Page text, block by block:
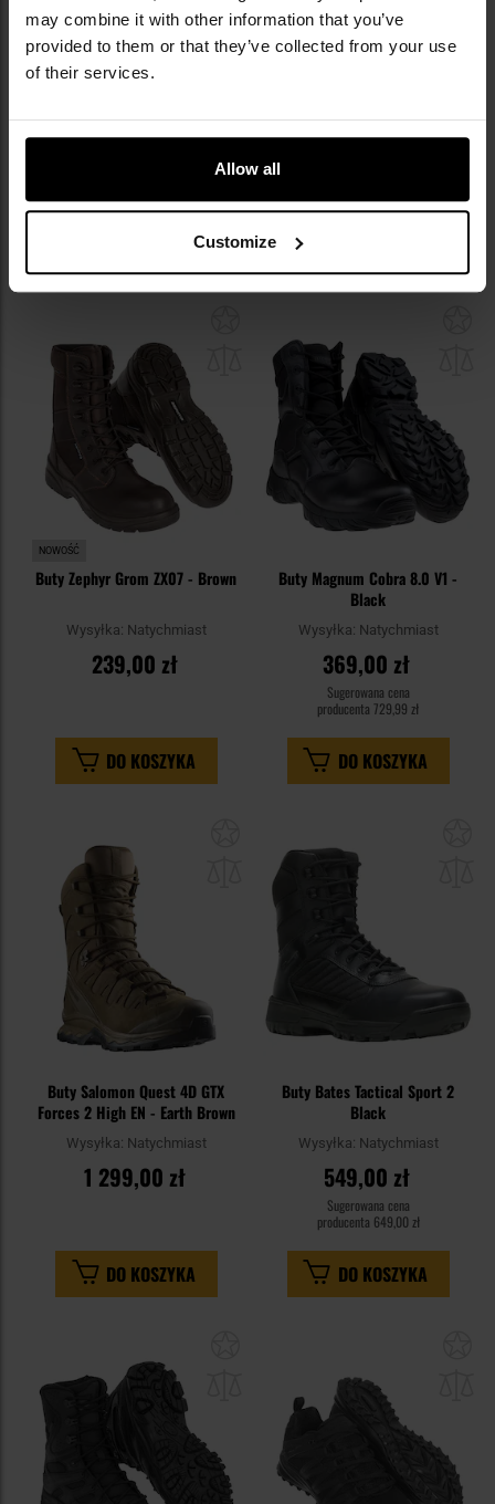
may combine it with other information that you’ve
provided to them or that they’ve collected from your use
of their services.
Allow all
Customize
Buty Walter P800 - Czarne
239,00 zł
DO KOSZYKA
Buty trzewiki Wojas
specjalistyczne - Czarne
399,00 zł
schowka
NOWOŚĆ
Buty Zephyr Grom ZX07 - Brown
Wysyłka: Natychmiast
239,00 zł
DO KOSZYKA
Buty Magnum Cobra 8.0 V1 -
Black
Wysyłka: Natychmiast
369,00 zł
Sugerowana cena
producenta 729,99 zł
DO KOSZYKA
schowka
Buty Salomon Quest 4D GTX
Forces 2 High EN - Earth Brown
Wysyłka: Natychmiast
1 299,00 zł
DO KOSZYKA
Buty Bates Tactical Sport 2
Black
Wysyłka: Natychmiast
549,00 zł
Sugerowana cena
producenta 649,00 zł
DO KOSZYKA
schowka